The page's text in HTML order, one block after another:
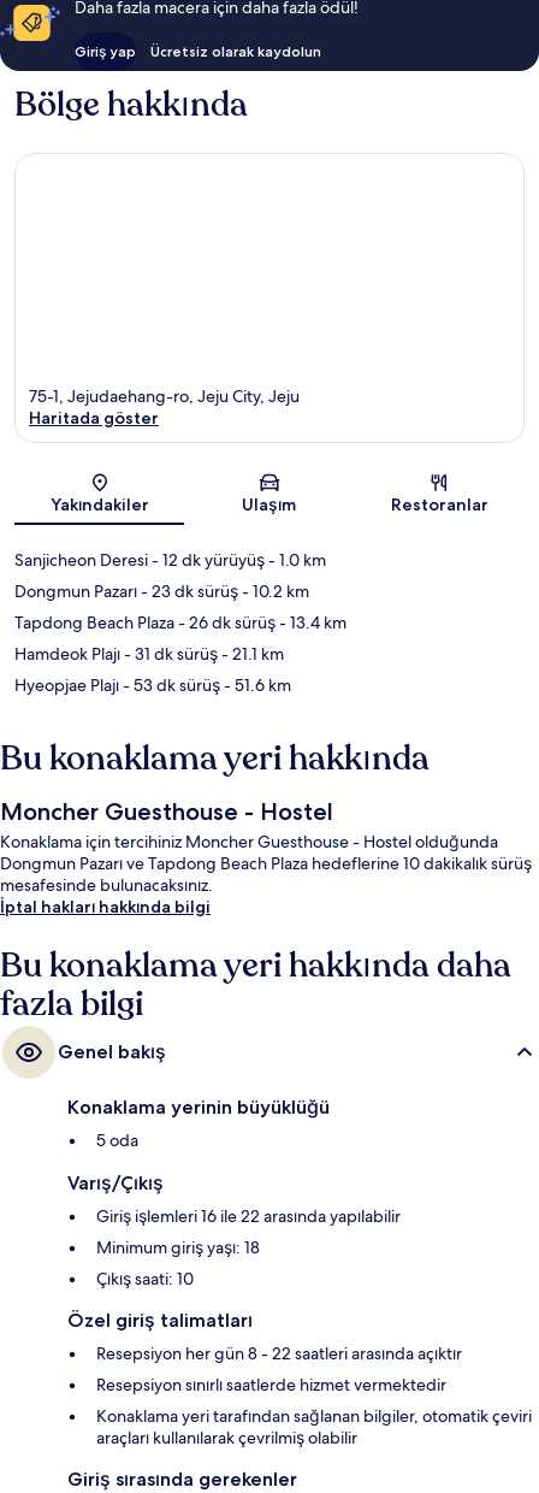
Daha fazla macera için daha fazla ödül!
Giriş yap Ücretsiz olarak kaydolun
Bölge hakkında
Harita
75-1, Jejudaehang-ro, Jeju City, Jeju
Haritada göster
Yakındakiler Ulaşım Restoranlar
Sanjicheon Deresi- 12 dk yürüyüş- 1.0 km
Dongmun Pazarı- 23 dk sürüş- 10.2 km
Tapdong Beach Plaza- 26 dk sürüş- 13.4 km
Hamdeok Plajı- 31 dk sürüş- 21.1 km
Hyeopjae Plajı- 53 dk sürüş- 51.6 km
Bu konaklama yeri hakkında
Moncher Guesthouse - Hostel
Konaklama için tercihiniz Moncher Guesthouse - Hostel olduğunda
Dongmun Pazarı ve Tapdong Beach Plaza hedeflerine 10 dakikalık sürüş
mesafesinde bulunacaksınız.
İptal hakları hakkında bilgi
Bu konaklama yeri hakkında daha
fazla bilgi
Genel bakış
Konaklama yerinin büyüklüğü
5 oda
Varış/Çıkış
Giriş işlemleri 16 ile 22 arasında yapılabilir
Minimum giriş yaşı: 18
Çıkış saati: 10
Özel giriş talimatları
Resepsiyon her gün 8 - 22 saatleri arasında açıktır
Resepsiyon sınırlı saatlerde hizmet vermektedir
Konaklama yeri tarafından sağlanan bilgiler, otomatik çeviri
araçları kullanılarak çevrilmiş olabilir
Giriş sırasında gerekenler